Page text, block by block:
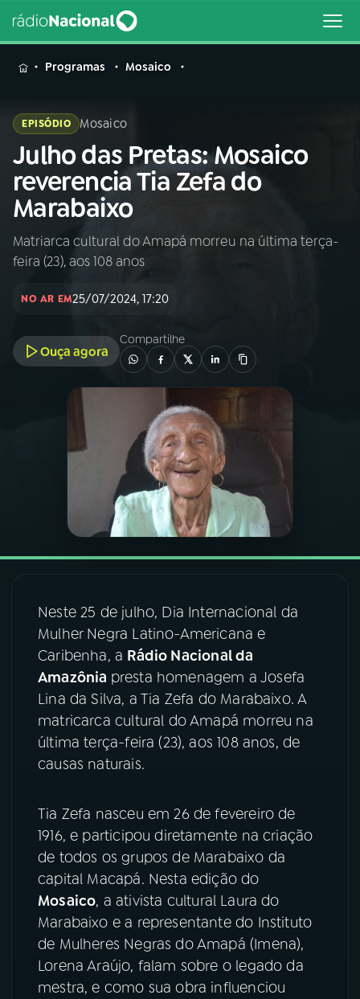
MENU
Buscar
na
Rádio
Nacional
Buscar
AO VIVO
INÍCIO
A RÁDIO
PROGRAMAÇÃO
PROGRAMAS
PODCASTS
06VIDEOCASTS
07ÚLTIMAS
08FESTIVAL DE MÚSICA
ACOMPANHE A RÁDIO NACIONAL
YouTube Facebook
TikTok
Programas Mosaico
EPISÓDIO Mosaico
Julho das Pretas: Mosaico
reverencia Tia Zefa do
Marabaixo
Matriarca cultural do Amapá morreu na última terça-
feira (23), aos 108 anos
NO AR EM25/07/2024, 17:20
Ouça agora
Compartilhe
Neste 25 de julho, Dia Internacional da
Mulher Negra Latino-Americana e
Caribenha, a Rádio Nacional da
Amazônia presta homenagem a Josefa
Lina da Silva, a Tia Zefa do Marabaixo. A
matricarca cultural do Amapá morreu na
última terça-feira (23), aos 108 anos, de
causas naturais.
Tia Zefa nasceu em 26 de fevereiro de
1916, e participou diretamente na criação
de todos os grupos de Marabaixo da
capital Macapá. Nesta edição do
Mosaico, a ativista cultural Laura do
Marabaixo e a representante do Instituto
de Mulheres Negras do Amapá (Imena),
Lorena Araújo, falam sobre o legado da
mestra, e como sua obra influenciou